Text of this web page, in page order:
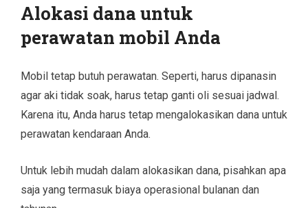
Alokasi dana untuk
perawatan mobil Anda
Mobil tetap butuh perawatan. Seperti, harus dipanasin
agar aki tidak soak, harus tetap ganti oli sesuai jadwal.
Karena itu, Anda harus tetap mengalokasikan dana untuk
perawatan kendaraan Anda.
Untuk lebih mudah dalam alokasikan dana, pisahkan apa
saja yang termasuk biaya operasional bulanan dan